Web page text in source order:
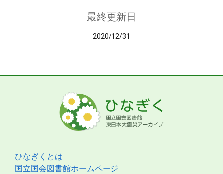
最終更新日
2020/12/31
ひなぎくとは
国立国会図書館ホームページ